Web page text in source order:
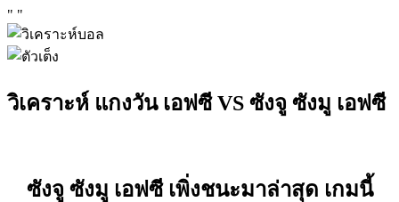
" "
วิเคราะห์ แกงวัน เอฟซี VS ซังจู ซังมู เอฟซี
ซังจู ซังมู เอฟซี เพิ่งชนะมาล่าสุด เกมนี้